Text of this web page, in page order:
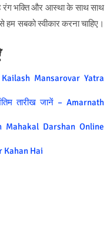
भक्ति और आस्था के साथ साथ
हम सबको स्वीकार करना चाहिए।
Kailash Mansarovar Yatra
तारीख जानें – Amarnath
Mahakal Darshan Online
Kahan Hai